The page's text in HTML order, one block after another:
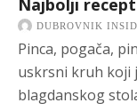
Najbolji
DUBROVNIK
Pinca, pogača,
uskrsni kruh koji
blagdanskog